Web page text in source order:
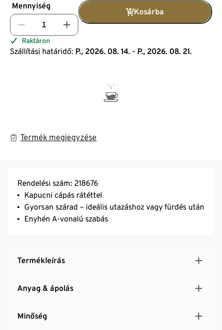
Mennyiség
Kosárba
Raktáron
Szállítási határidő: P., 2026. 08. 14. - P., 2026. 08. 21.
Termék megjegyzése
Rendelési szám: 218676
Kapucni cápás rátéttel
Gyorsan szárad – ideális utazáshoz vagy fürdés után
Enyhén A-vonalú szabás
Termékleírás
Anyag & ápolás
Minőség